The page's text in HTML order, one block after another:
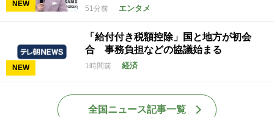
NEW
51分前 エンタメ
NEW
「給付付き税額控除」国と地方が初会
合 事務負担などの協議始まる
1時間前 経済
全国ニュース記事一覧